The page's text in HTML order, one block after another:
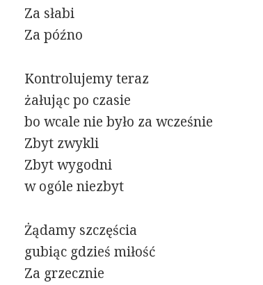
Za słabi
Za późno
Kontrolujemy teraz
żałując po czasie
bo wcale nie było za wcześnie
Zbyt zwykli
Zbyt wygodni
w ogóle niezbyt
Żądamy szczęścia
gubiąc gdzieś miłość
Za grzecznie